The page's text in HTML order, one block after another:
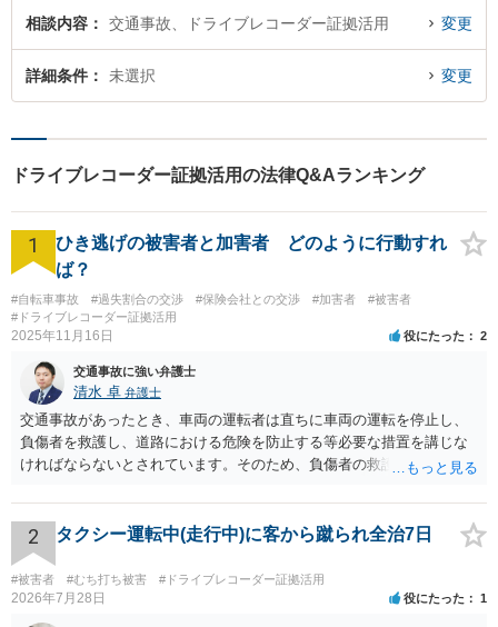
相談内容 交通事故、ドライブレコーダー証拠活用 変更
詳細条件 未選択 変更
ドライブレコーダー証拠活用の法律Q&Aランキング
1
ひき逃げの被害者と加害者 どのように行動すれ
ば？
#自転車事故 #過失割合の交渉 #保険会社との交渉 #加害者
#被害者
#ドライブレコーダー証拠活用
2025年11月16日 役にたった 2
交通事故に強い弁護士
清水 卓 弁護士
交通事故があったとき、車両の運転者は直ちに車両の運転を停止し、
負傷者を救護し、道路における危険を防止する等必要な措置を講じな
ければならないとされています。そのため、負傷者の救護や道路にお
違反」が問題になります。 また、交通事故があったときは、警察官
が現場にいるときはその警察官に、警察官が現場にいなければ直ちに
最寄りの警察署等に、事故の発生日時・場所、死傷者の数及び負傷者
の負傷の程度並びに損害した物及び損壊の程度等を報告しなければな
らないとされています。そのため、警察署等への報告を怠ると、「報
告義務違反」が問題になります。 なお、事故によって人が負傷する
2 タクシー運転中(走行中)に客から蹴られ全治7日
#被害者 #むち打ち被害 #ドライブレコーダー証拠活用
2026年7月28日 役にたった 1